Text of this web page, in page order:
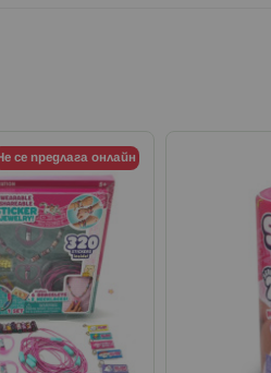
се предлага онлайн